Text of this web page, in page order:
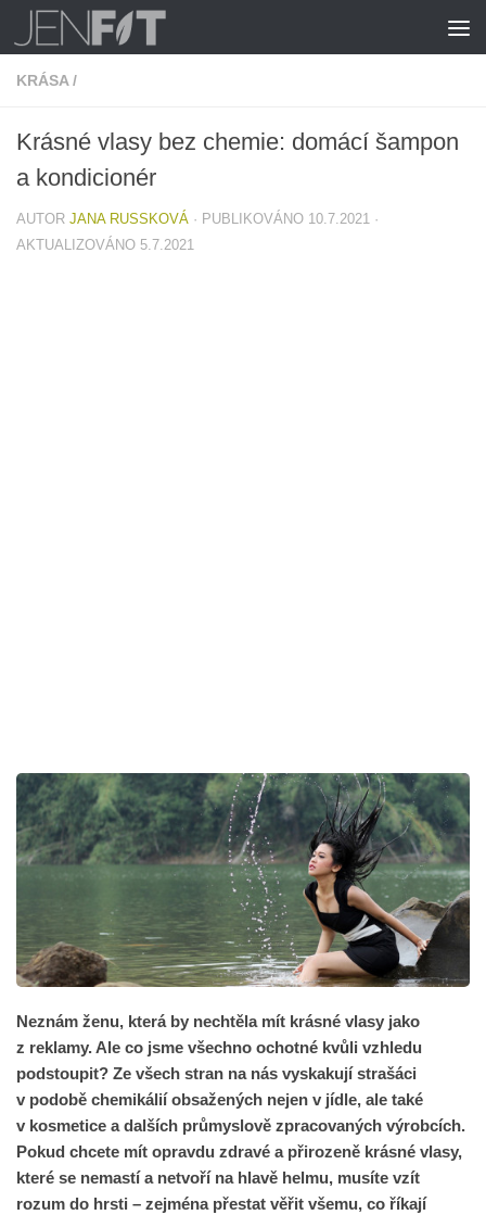
Skip to content
KRÁSA /
Krásné vlasy bez chemie: domácí šampon
a kondicionér
AUTOR JANA RUSSKOVÁ · PUBLIKOVÁNO 10.7.2021 ·
AKTUALIZOVÁNO 5.7.2021
Neznám ženu, která by nechtěla mít krásné vlasy jako
z reklamy. Ale co jsme všechno ochotné kvůli vzhledu
podstoupit? Ze všech stran na nás vyskakují strašáci
v podobě chemikálií obsažených nejen v jídle, ale také
v kosmetice a dalších průmyslově zpracovaných výrobcích.
Pokud chcete mít opravdu zdravé a přirozeně krásné vlasy,
které se nemastí a netvoří na hlavě helmu, musíte vzít
rozum do hrsti – zejména přestat věřit všemu, co říkají